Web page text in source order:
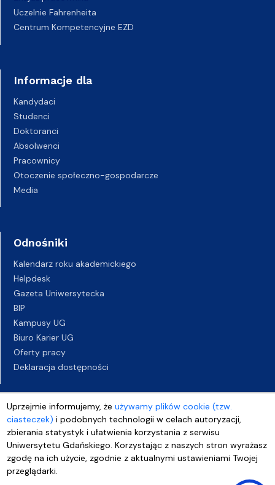
Uprzejmie informujemy, żeużywamy plików cookie (tzw.
ciasteczek) i podobnych technologii w celach autoryzacji,
zbierania statystyk i ułatwienia korzystania z serwisu
Uniwersytetu Gdańskiego. Korzystając z naszych stron wyrażasz
zgodę na ich użycie, zgodnie z aktualnymi ustawieniami Twojej
przeglądarki.
Uczelnie Fahrenheita
Centrum Kompetencyjne EZD
Informacje dla
Kandydaci
Studenci
Doktoranci
Absolwenci
Pracownicy
Otoczenie społeczno-gospodarcze
Media
Odnośniki
Kalendarz roku akademickiego
Helpdesk
Gazeta Uniwersytecka
BIP
Kampusy UG
Biuro Karier UG
Oferty pracy
Deklaracja dostępności